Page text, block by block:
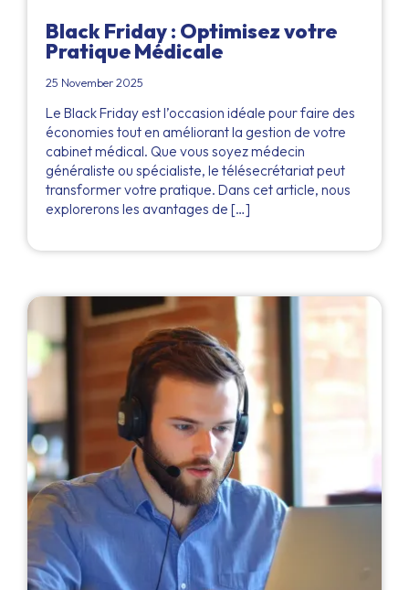
Black Friday : Optimisez votre
Pratique Médicale
25 November 2025
Le Black Friday est l’occasion idéale pour faire des
économies tout en améliorant la gestion de votre
cabinet médical. Que vous soyez médecin
généraliste ou spécialiste, le télésecrétariat peut
transformer votre pratique. Dans cet article, nous
explorerons les avantages de […]